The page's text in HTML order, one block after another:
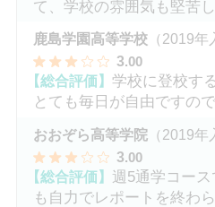
て、学校の雰囲気も堅苦
鹿島学園高等学校 （2019年
3.00
【総合評価】 学校に登校す
とても毎日が自由ですの
おおぞら高等学院 （2019年
3.00
【総合評価】 週5通学コー
も自力でレポートを終わ